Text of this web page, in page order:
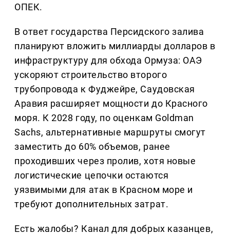
ОПЕК.
В ответ государства Персидского залива
планируют вложить миллиарды долларов в
инфраструктуру для обхода Ормуза: ОАЭ
ускоряют строительство второго
трубопровода к Фуджейре, Саудовская
Аравия расширяет мощности до Красного
моря. К 2028 году, по оценкам Goldman
Sachs, альтернативные маршруты смогут
заместить до 60% объемов, ранее
проходивших через пролив, хотя новые
логистические цепочки остаются
уязвимыми для атак в Красном море и
требуют дополнительных затрат.
Есть жалобы? Канал для добрых казанцев,